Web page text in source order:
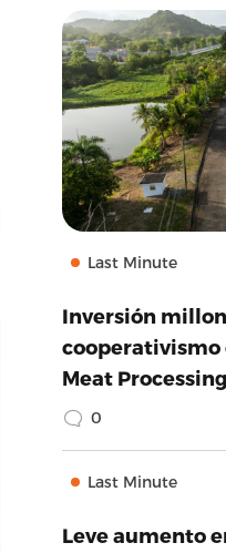
Last Minute
Inversión
cooperativismo
Meat
0
Last Minute
Leve aumento